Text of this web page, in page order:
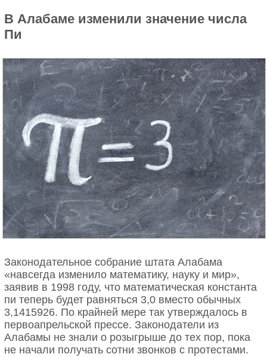
В Алабаме изменили значение числа
Пи
Законодательное собрание штата Алабама
«навсегда изменило математику, науку и мир»,
заявив в 1998 году, что математическая константа
пи теперь будет равняться 3,0 вместо обычных
3,1415926. По крайней мере так утверждалось в
первоапрельской прессе. Законодатели из
Алабамы не знали о розыгрыше до тех пор, пока
не начали получать сотни звонков с протестами.